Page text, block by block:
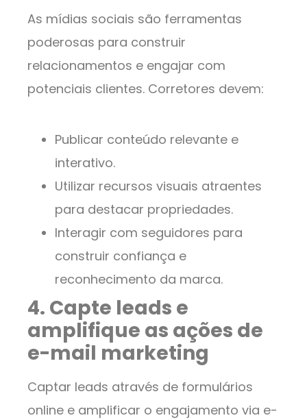
As mídias sociais são ferramentas
poderosas para construir
relacionamentos e engajar com
potenciais clientes. Corretores devem:
Publicar conteúdo relevante e
interativo.
Utilizar recursos visuais atraentes
para destacar propriedades.
Interagir com seguidores para
construir confiança e
reconhecimento da marca.
4. Capte leads e
amplifique as ações de
e-mail marketing
Captar leads através de formulários
online e amplificar o engajamento via e-